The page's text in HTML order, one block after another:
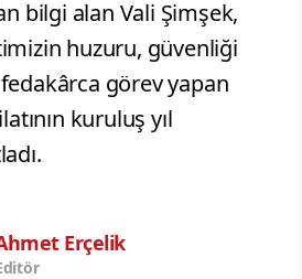
bilgi alan Vali Şimşek,
huzuru, güvenliği
görev yapan
kuruluş yıl
Erçelik